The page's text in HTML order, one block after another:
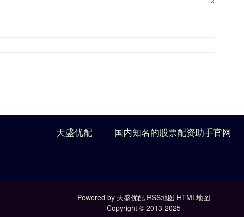
天盛优配 国内知名的股票配资助手官网
Powered by 天盛优配 RSS地图 HTML地图
Copyright © 2013-2025